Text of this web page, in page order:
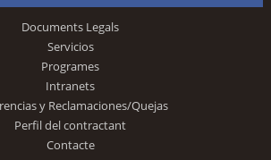
Documents Legals
Servicios
Programes
Intranets
y Reclamaciones/Quejas
Perfil del contractant
Contacte